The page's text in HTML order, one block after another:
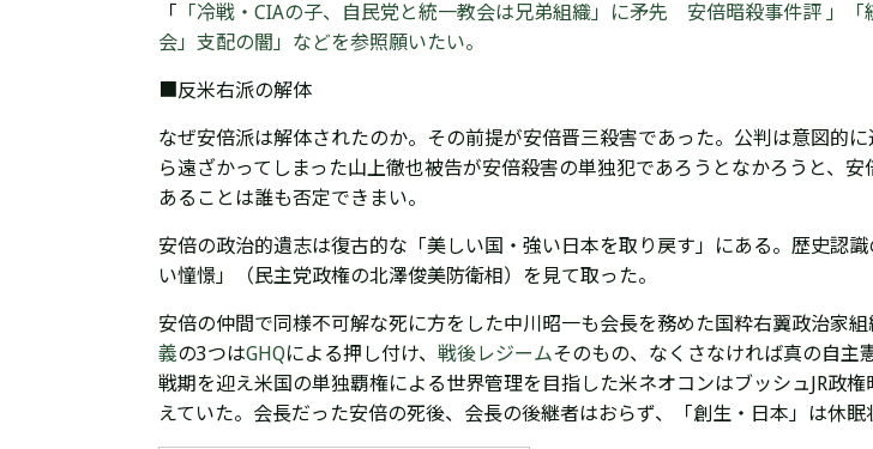
「 「冷戦・CIAの子、自民党と統一教会は兄弟組織」に矛先 安倍暗殺事件評 」「
会」支配の闇」などを参照願いたい。
■反米右派の解体
なぜ安倍派は解体されたのか。その前提が安倍晋三殺害であった。公判は意図的に
ら遠ざかってしまった山上徹也被告が安倍殺害の単独犯であろうとなかろうと、
あることは誰も否定できまい。
安倍の政治的遺志は復古的な 「美しい国・強い日本を取り戻す」にある。歴史認
い憧憬」（民主党政権の北澤俊美防衛相）を見て取った。
安倍の仲間で同様不可解な死に方をした中川昭一も会長を務めた国粋右翼政治家組
義の3つはGHQによる押し付け、 戦後レジームそのもの、なくさなければ真の自主
戦期を迎え米国の単独覇権による世界管理を目指した米ネオコンはブッシュJR政
えていた。会長だった安倍の死後、会長の後継者はおらず、「創生・日本」は休眠